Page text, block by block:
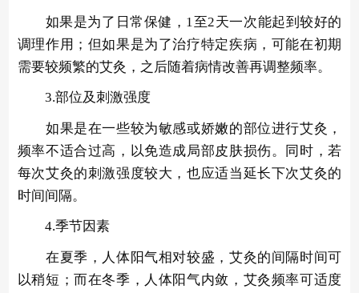
如果是为了日常保健，1至2天一次能起到较好的
调理作用；但如果是为了治疗特定疾病，可能在初期
需要较频繁的艾灸，之后随着病情改善再调整频率。
3.部位及刺激强度
如果是在一些较为敏感或娇嫩的部位进行艾灸，
频率不适合过高，以免造成局部皮肤损伤。同时，若
每次艾灸的刺激强度较大，也应适当延长下次艾灸的
时间间隔。
4.季节因素
在夏季，人体阳气相对较盛，艾灸的间隔时间可
以稍短；而在冬季，人体阳气内敛，艾灸频率可适度